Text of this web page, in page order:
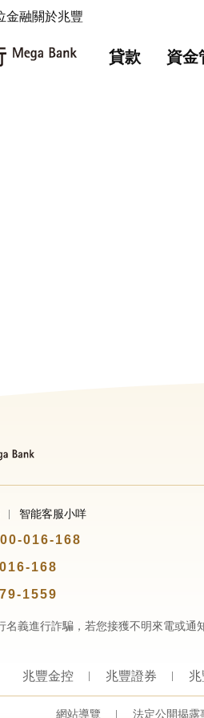
金融關於兆豐
貸款 資金
智能客服小咩
016-168
168
1559
義進行詐騙，若您接獲不明來電或通
兆豐金控 兆豐證券 兆
網站導覽 法定公開揭露